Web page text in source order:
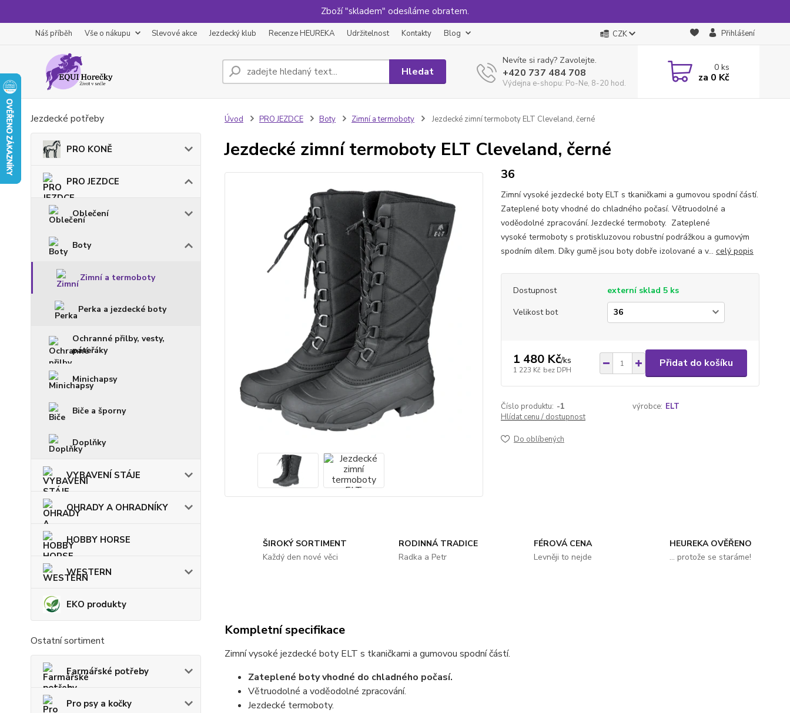
Zboží "skladem" odesíláme obratem.
Náš příběh Vše o nákupu Slevové akce Jezdecký klub Recenze HEUREKA Udržitelnost Kontakty Blog CZK Přihlášení
Hledat
Nevíte si rady? Zavolejte.
+420 737 484 708
Výdejna e-shopu: Po-Ne, 8-20 hod.
0ks
za 0 Kč
Jezdecké potřeby
PRO KONĚ
PRO JEZDCE
Oblečení
Boty
Zimní a termoboty
Perka a jezdecké boty
Ochranné přilby, vesty,
páteřáky
Minichapsy
Biče a šporny
Doplňky
VYBAVENÍ STÁJE
OHRADY A OHRADNÍKY
HOBBY HORSE
WESTERN
EKO produkty
Ostatní sortiment
Farmářské potřeby
Pro psy a kočky
Úvod PRO JEZDCE Boty Zimní a termoboty Jezdecké zimní termoboty ELT Cleveland, černé
Jezdecké zimní termoboty ELT Cleveland, černé
36
Zimní vysoké jezdecké boty ELT s tkaničkami a gumovou spodní částí.
Zateplené boty vhodné do chladného počasí. Větruodolné a
voděodolné zpracování. Jezdecké termoboty. Zateplené
vysoké termoboty s protiskluzovou robustní podrážkou a gumovým
spodním dílem. Díky gumě jsou boty dobře izolované a v... celý popis
Dostupnost
externí sklad 5 ks
Velikost bot
1 480 Kč/ks
1 223 Kč bez DPH
Přidat do košíku
Číslo produktu: -1 výrobce: ELT
Hlídat cenu / dostupnost
Do oblíbených
ŠIROKÝ SORTIMENT
Každý den nové věci
RODINNÁ TRADICE
Radka a Petr
FÉROVÁ CENA
Levněji to nejde
HEUREKA OVĚŘENO
... protože se staráme!
Kompletní specifikace
Zimní vysoké jezdecké boty ELT s tkaničkami a gumovou spodní částí.
Zateplené boty vhodné do chladného počasí.
Větruodolné a voděodolné zpracování.
Jezdecké termoboty.